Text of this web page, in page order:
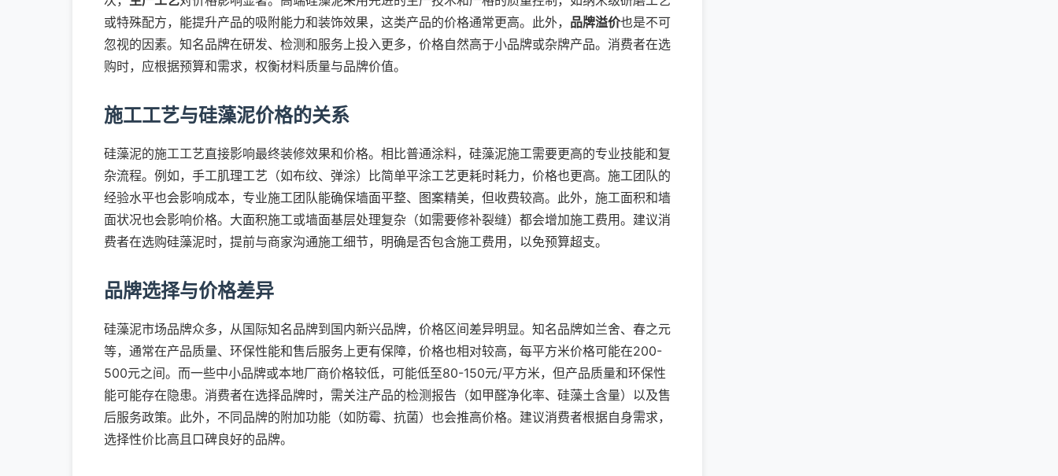
或特殊配方，能提升产品的吸附能力和装饰效果，这类产品的价格通常更高。此外， 品牌溢价也是不可
忽视的因素。知名品牌在研发、检测和服务上投入更多，价格自然高于小品牌或杂牌产品。消费者在选
购时，应根据预算和需求，权衡材料质量与品牌价值。
施工工艺与硅藻泥价格的关系
硅藻泥的施工工艺直接影响最终装修效果和价格。相比普通涂料，硅藻泥施工需要更高的专业技能和复
杂流程。例如，手工肌理工艺（如布纹、弹涂）比简单平涂工艺更耗时耗力，价格也更高。施工团队的
经验水平也会影响成本，专业施工团队能确保墙面平整、图案精美，但收费较高。此外，施工面积和墙
面状况也会影响价格。大面积施工或墙面基层处理复杂（如需要修补裂缝）都会增加施工费用。建议消
费者在选购硅藻泥时，提前与商家沟通施工细节，明确是否包含施工费用，以免预算超支。
品牌选择与价格差异
硅藻泥市场品牌众多，从国际知名品牌到国内新兴品牌，价格区间差异明显。知名品牌如兰舍、春之元
等，通常在产品质量、环保性能和售后服务上更有保障，价格也相对较高，每平方米价格可能在200-
500元之间。而一些中小品牌或本地厂商价格较低，可能低至80-150元/平方米，但产品质量和环保性
能可能存在隐患。消费者在选择品牌时，需关注产品的检测报告（如甲醛净化率、硅藻土含量）以及售
后服务政策。此外，不同品牌的附加功能（如防霉、抗菌）也会推高价格。建议消费者根据自身需求，
选择性价比高且口碑良好的品牌。